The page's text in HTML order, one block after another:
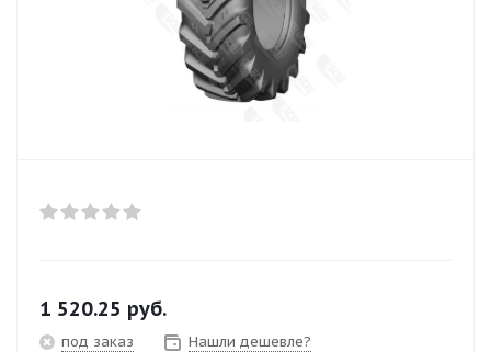
1 520.25 руб.
под заказ Нашли дешевле?